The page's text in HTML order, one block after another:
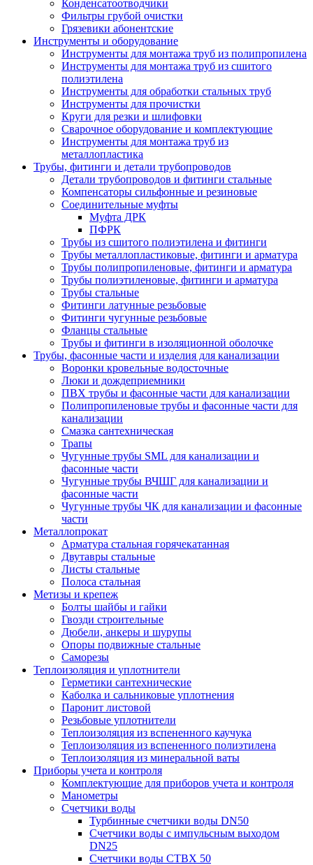
Конденсатоотводчики
Фильтры грубой очистки
Грязевики абонентские
Инструменты и оборудование
Инструменты для монтажа труб из полипропилена
Инструменты для монтажа труб из сшитого
полиэтилена
Инструменты для обработки стальных труб
Инструменты для прочистки
Круги для резки и шлифовки
Сварочное оборудование и комплектующие
Инструменты для монтажа труб из
металлопластика
Трубы, фитинги и детали трубопроводов
Детали трубопроводов и фитинги стальные
Компенсаторы сильфонные и резиновые
Соединительные муфты
Муфта ДРК
ПФРК
Трубы из сшитого полиэтилена и фитинги
Трубы металлопластиковые, фитинги и арматура
Трубы полипропиленовые, фитинги и арматура
Трубы полиэтиленовые, фитинги и арматура
Трубы стальные
Фитинги латунные резьбовые
Фитинги чугунные резьбовые
Фланцы стальные
Трубы и фитинги в изоляционной оболочке
Трубы, фасонные части и изделия для канализации
Воронки кровельные водосточные
Люки и дождеприемники
ПВХ трубы и фасонные части для канализации
Полипропиленовые трубы и фасонные части для
канализации
Смазка сантехническая
Трапы
Чугунные трубы SML для канализации и
фасонные части
Чугунные трубы ВЧШГ для канализации и
фасонные части
Чугунные трубы ЧК для канализации и фасонные
части
Металлопрокат
Арматура стальная горячекатанная
Двутавры стальные
Листы стальные
Полоса стальная
Метизы и крепеж
Болты шайбы и гайки
Гвозди строительные
Дюбели, анкеры и шурупы
Опоры подвижные стальные
Саморезы
Теплоизоляция и уплотнители
Герметики сантехнические
Каболка и сальниковые уплотнения
Паронит листовой
Резьбовые уплотнители
Теплоизоляция из вспененного каучука
Теплоизоляция из вспененного полиэтилена
Теплоизоляция из минеральной ваты
Приборы учета и контроля
Комплектующие для приборов учета и контроля
Манометры
Счетчики воды
Турбинные счетчики воды DN50
Счетчики воды с импульсным выходом
DN25
Счетчики воды СТВХ 50